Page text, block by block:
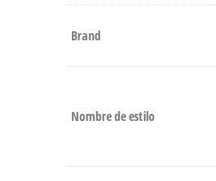
Brand
Nombre de estilo